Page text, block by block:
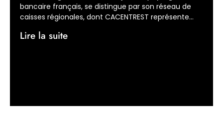
bancaire français, se distingue par son réseau de
caisses régionales, dont CACENTREST représente...
Lire la suite